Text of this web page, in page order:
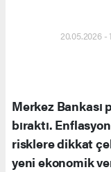
20.05.2026 -
Merkez Bankası
bıraktı.
risklere dikkat
yeni ekonomik